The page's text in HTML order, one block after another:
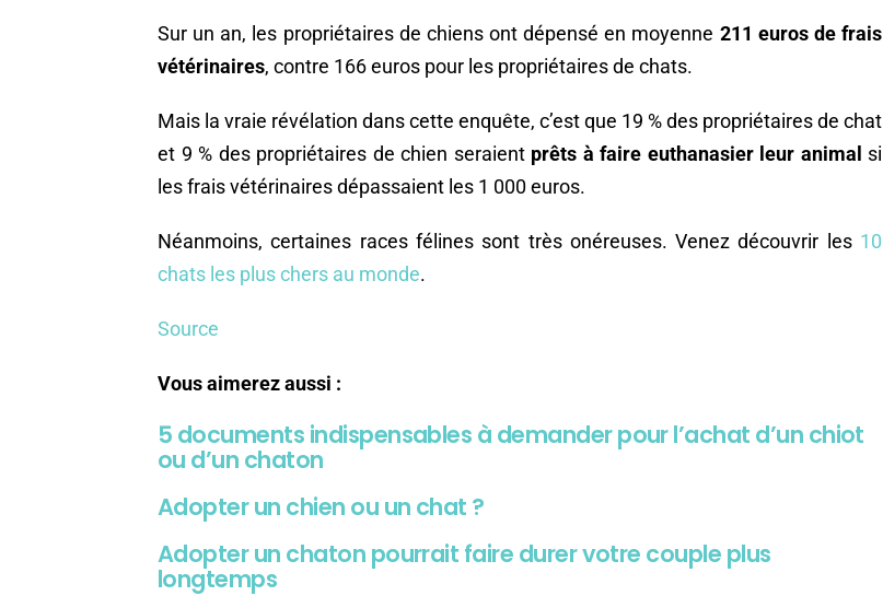
Sur un an, les propriétaires de chiens ont dépensé en moyenne 211 euros de frais
vétérinaires, contre 166 euros pour les propriétaires de chats.
Mais la vraie révélation dans cette enquête, c’est que 19 % des propriétaires de chat
et 9 % des propriétaires de chien seraient prêts à faire euthanasier leur animal si
les frais vétérinaires dépassaient les 1 000 euros.
Néanmoins, certaines races félines sont très onéreuses. Venez découvrir les 10
chats les plus chers au monde.
Source
Vous aimerez aussi :
5 documents indispensables à demander pour l’achat d’un chiot
ou d’un chaton
Adopter un chien ou un chat ?
Adopter un chaton pourrait faire durer votre couple plus
longtemps